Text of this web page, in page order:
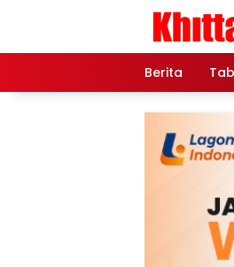
Berita